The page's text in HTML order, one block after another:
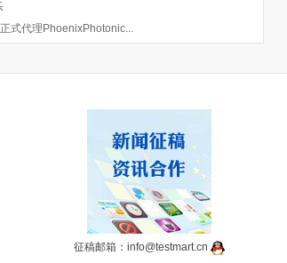
式代理PhoenixPhotonic...
征稿邮箱：info@testmart.cn